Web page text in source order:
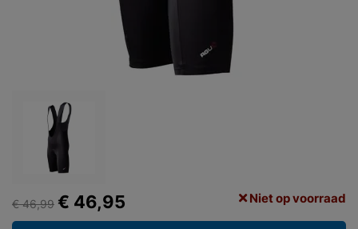
€ 46,99 € 46,95 Niet op voorraad